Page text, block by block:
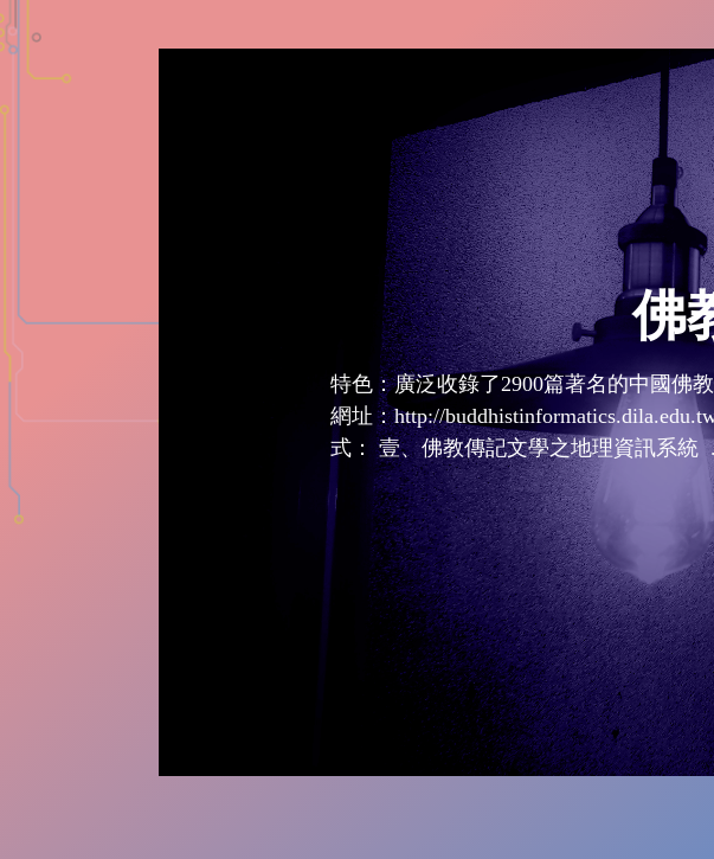
佛
特色：廣泛收錄了2900篇著名的中國佛
網址：http://
式： 壹、佛教傳記文學之地理資訊系統